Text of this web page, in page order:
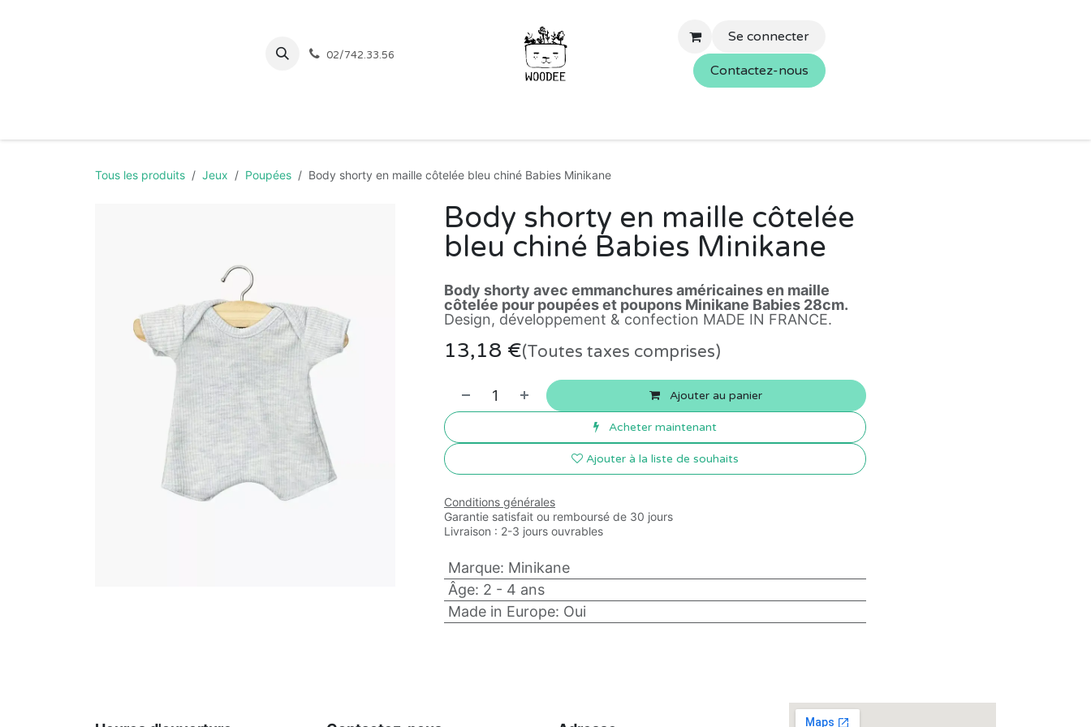
02/742.33.56
Se connecter
Contactez-nous
Tous les produits Jeux Poupées Body shorty en maille côtelée bleu chiné Babies Minikane
Body shorty en maille côtelée
bleu chiné Babies Minikane
Body shorty avec emmanchures américaines en maille
côtelée pour poupées et poupons Minikane Babies 28cm.
Design, développement & confection MADE IN FRANCE.
13,18 €(Toutes taxes comprises)
Ajouter au panier
Acheter maintenant
Ajouter à la liste de souhaits
Conditions générales
Garantie satisfait ou remboursé de 30 jours
Livraison : 2-3 jours ouvrables
Marque: Minikane
Âge: 2 - 4 ans
Made in Europe: Oui